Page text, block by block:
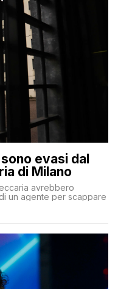
evasi dal
di Milano
avrebbero
un agente per scappare